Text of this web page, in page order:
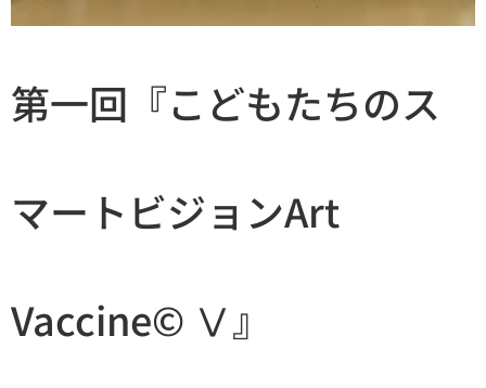
第一回『こどもたちのス
マートビジョンArt
Vaccine©︎ Ⅴ』